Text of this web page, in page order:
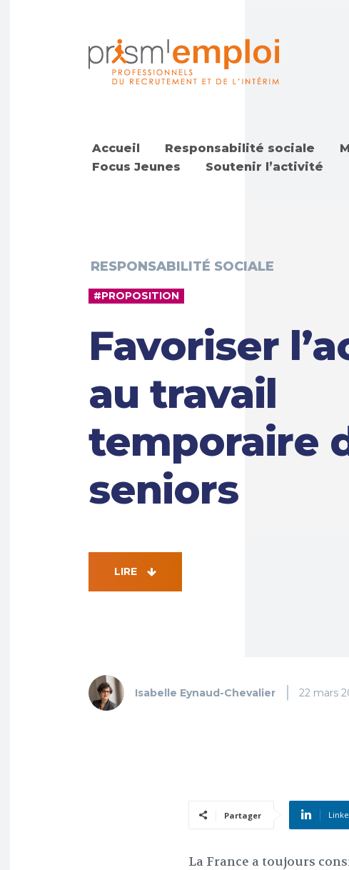
Accueil Responsabilité sociale
Focus Jeunes
Soutenir l’activité
RESPONSABILITÉ SOCIALE
#PROPOSITION
Favoriser
au travail
temporaire
seniors
LIRE
Isabelle Eynaud-Chevalier 22 mars
Partager
La France a toujours